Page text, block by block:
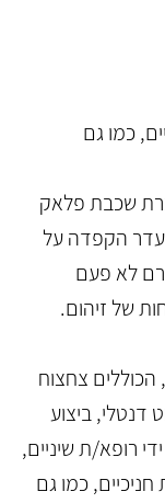
כמו גם
שכבת פלאק
הקפדה על
לא פעם
של זיהום.
הכוללים צחצוח
דנטלי, ביצוע
רופא/ת שיניים,
כמו גם